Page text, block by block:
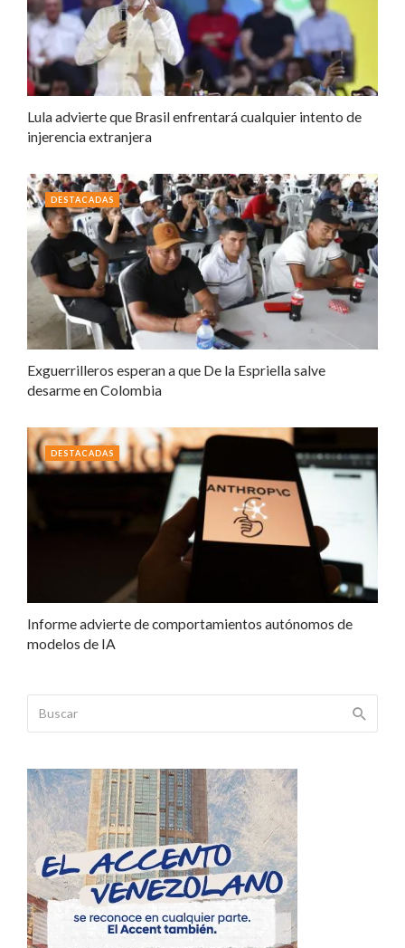
Lula advierte que Brasil enfrentará cualquier intento de
injerencia extranjera
Exguerrilleros esperan a que De la Espriella salve
desarme en Colombia
DESTACADAS
Informe advierte de comportamientos autónomos de
modelos de IA
DESTACADAS